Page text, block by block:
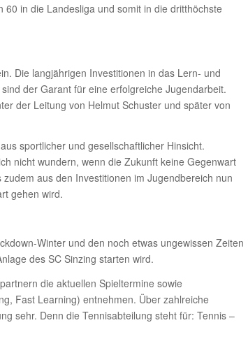
in die Landesliga und somit in die dritthöchste
Die langjährigen Investitionen in das Lern- und
der Garant für eine erfolgreiche Jugendarbeit.
der Leitung von Helmut Schuster und später von
sportlicher und gesellschaftlicher Hinsicht.
nicht wundern, wenn die Zukunft keine Gegenwart
aus den Investitionen im Jugendbereich nun
gehen wird.
Winter und den noch etwas ungewissen Zeiten
des SC Sinzing starten wird.
die aktuellen Spieltermine sowie
Fast Learning) entnehmen. Über zahlreiche
sehr. Denn die Tennisabteilung steht für: Tennis –